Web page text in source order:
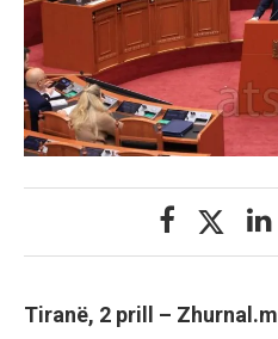
Tiranë, 2 prill –